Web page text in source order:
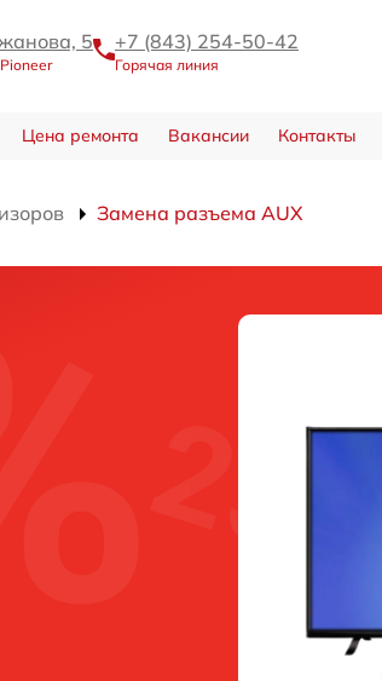
5 +7 (843) 254-50-42
Горячая линия
Цена ремонта Вакансии Контакты
Замена разъема AUX